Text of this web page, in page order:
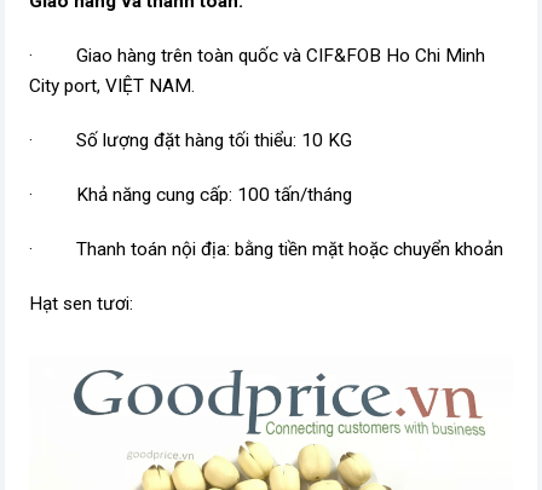
· Giao hàng trên toàn quốc và CIF&FOB Ho Chi Minh
City port, VIỆT NAM.
· Số lượng đặt hàng tối thiểu: 10 KG
· Khả năng cung cấp: 100 tấn/tháng
· Thanh toán nội địa: bằng tiền mặt hoặc chuyển khoản
Hạt sen tươi: